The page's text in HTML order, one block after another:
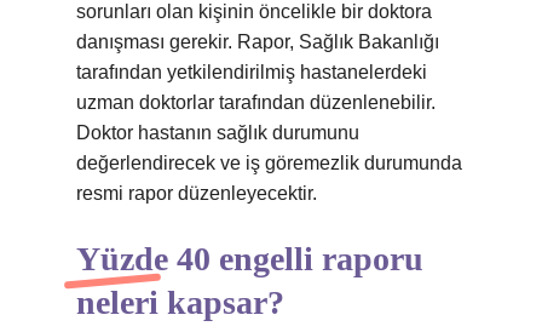
sorunları olan kişinin öncelikle bir doktora
danışması gerekir. Rapor, Sağlık Bakanlığı
tarafından yetkilendirilmiş hastanelerdeki
uzman doktorlar tarafından düzenlenebilir.
Doktor hastanın sağlık durumunu
değerlendirecek ve iş göremezlik durumunda
resmi rapor düzenleyecektir.
Yüzde 40 engelli raporu
neleri kapsar?